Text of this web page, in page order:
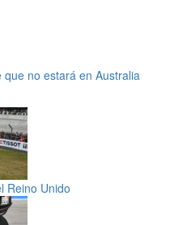
no estará en Australia
Reino Unido